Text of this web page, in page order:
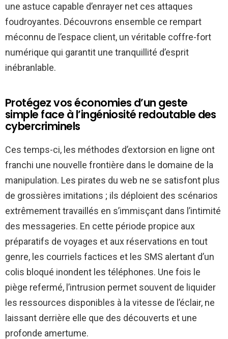
une astuce capable d’enrayer net ces attaques
foudroyantes. Découvrons ensemble ce rempart
méconnu de l’espace client, un véritable coffre-fort
numérique qui garantit une tranquillité d’esprit
inébranlable.
Protégez vos économies d’un geste
simple face à l’ingéniosité redoutable des
cybercriminels
Ces temps-ci, les méthodes d’extorsion en ligne ont
franchi une nouvelle frontière dans le domaine de la
manipulation. Les pirates du web ne se satisfont plus
de grossières imitations ; ils déploient des scénarios
extrêmement travaillés en s’immisçant dans l’intimité
des messageries. En cette période propice aux
préparatifs de voyages et aux réservations en tout
genre, les courriels factices et les SMS alertant d’un
colis bloqué inondent les téléphones. Une fois le
piège refermé, l’intrusion permet souvent de liquider
les ressources disponibles à la vitesse de l’éclair, ne
laissant derrière elle que des découverts et une
profonde amertume.